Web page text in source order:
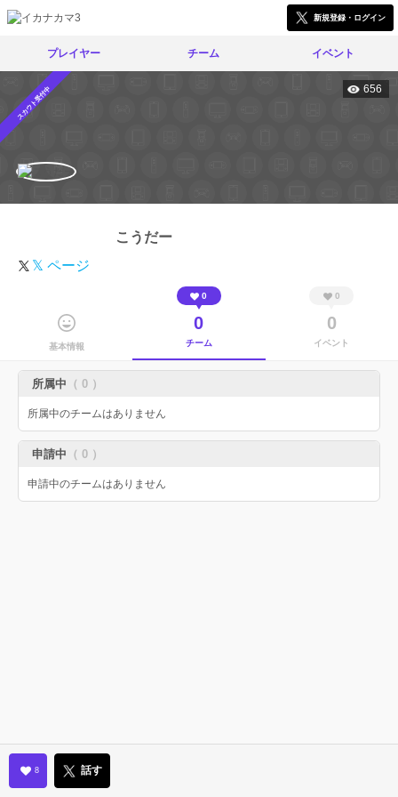
新規登録・ログイン
プレイヤー チーム イベント
スカウト受付中 656
こうだー
𝕏 ページ
基本情報
0
0
チーム
0
0
イベント
所属中 （ 0 ）
所属中のチームはありません
申請中 （ 0 ）
申請中のチームはありません
8 話す